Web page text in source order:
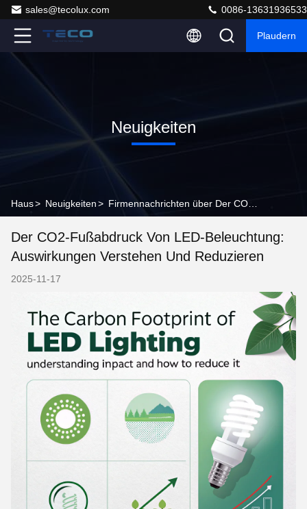
sales@tecolux.com 0086-13631936533
Plaudern
Neuigkeiten
Haus> Neuigkeiten>
Der CO2-Fußabdruck Von LED-Beleuchtung:
Auswirkungen Verstehen Und Reduzieren
2025-11-17